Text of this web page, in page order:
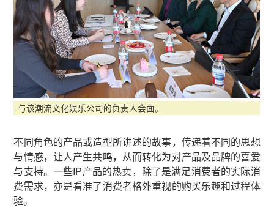
与该潮流文化娱乐公司的负责人会面。
不同角色的产品或造型所讲述的故事，传递着不同的思想
与情感，让人产生共鸣，从而转化为对产品及品牌的喜爱
与支持。一些IP产品的热卖，除了是满足消费者的实际消
费需求，亦是看准了消费者格外重视的购买乐趣和过程体
验。